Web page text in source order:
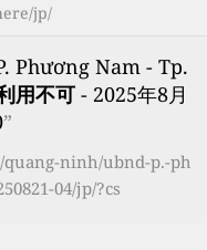
jp/
Phương Nam - Tp.
用不可 - 2025年8月
”
ninh/ubnd-p.-ph
04/jp/?cs